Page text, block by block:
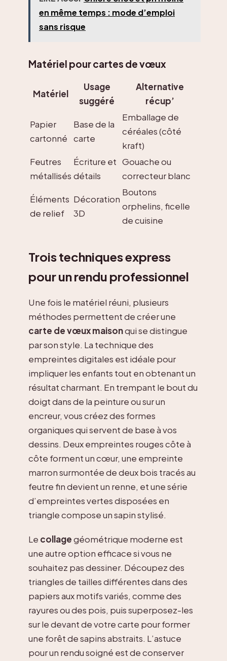
en même temps : mode d’emploi
sans risque
Matériel pour cartes de vœux
Matériel
Usage
suggéré
Alternative
récup’
Papier
cartonné
Base de la
carte
Emballage de
céréales (côté
kraft)
Feutres
métallisés
Écriture et
détails
Gouache ou
correcteur blanc
Éléments
de relief
Décoration
3D
Boutons
orphelins, ficelle
de cuisine
Trois techniques express
pour un rendu professionnel
Une fois le matériel réuni, plusieurs
méthodes permettent de créer une
carte de vœux maisonqui se distingue
par son style. La technique des
empreintes digitales est idéale pour
impliquer les enfants tout en obtenant un
résultat charmant. En trempant le bout du
doigt dans de la peinture ou sur un
encreur, vous créez des formes
organiques qui servent de base à vos
dessins. Deux empreintes rouges côte à
côte forment un cœur, une empreinte
marron surmontée de deux bois tracés au
feutre fin devient un renne, et une série
d’empreintes vertes disposées en
triangle compose un sapin stylisé.
Le collagegéométrique moderne est
une autre option efficace si vous ne
souhaitez pas dessiner. Découpez des
triangles de tailles différentes dans des
papiers aux motifs variés, comme des
rayures ou des pois, puis superposez-les
sur le devant de votre carte pour former
une forêt de sapins abstraits. L’astuce
pour un rendu soigné est de conserver